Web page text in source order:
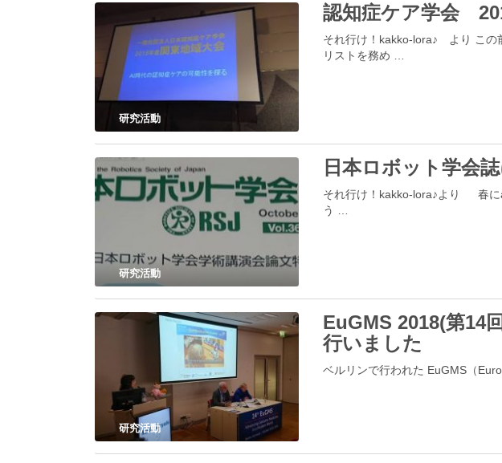
研究活動
認知症ケア学会
それ行け！kakko-lora♪ より この
リストを務め …
研究活動
日本ロボット学会
それ行け！kakko-lora♪より 春に
う …
研究活動
EuGMS 2018(第14
行いました
ベルリンで行われた EuGMS（